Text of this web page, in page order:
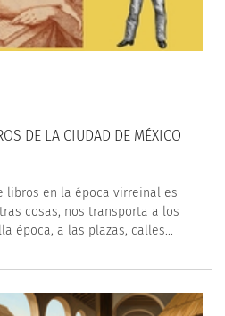
DE LA CIUDAD DE MÉXICO
libros en la época virreinal es
cosas, nos transporta a los
época, a las plazas, calles...